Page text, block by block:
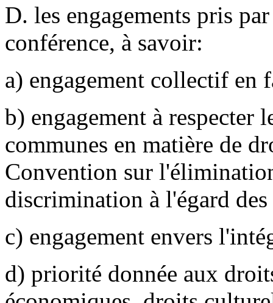
D. les engagements pris
conférence, à savoir:
a) engagement collectif en
b) engagement à respecter
communes en matière de
Convention sur
discrimination à l'égard des
c) engagement envers
d) priorité donnée aux